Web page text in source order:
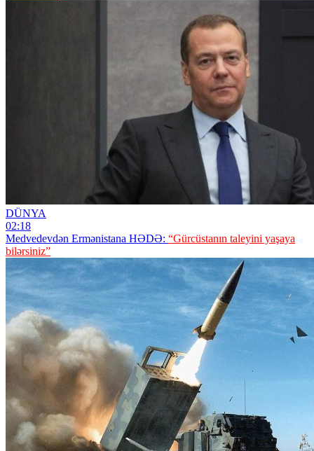
DÜNYA
02:18
Medvedevdən Ermənistana HƏDƏ: “Gürcüstanın taleyini yaşaya
bilərsiniz”